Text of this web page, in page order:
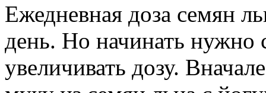
Ежедневная доза семян
день. Но начинать нужно
увеличивать дозу.